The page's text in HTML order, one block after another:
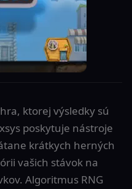
ktorej výsledky sú
poskytuje nástroje
krátkych herných
vašich stávok na
Algoritmus RNG